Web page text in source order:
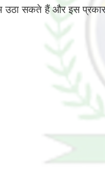
सकते हैं और इस